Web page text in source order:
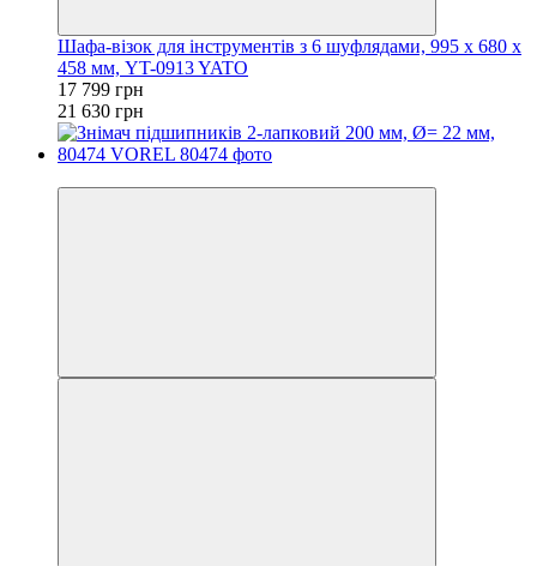
Шафа-візок для інструментів з 6 шуфлядами, 995 х 680 х
458 мм, YT-0913 YATO
17 799 грн
21 630 грн